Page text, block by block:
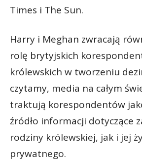
Times i The Sun.
Harry i Meghan zwracają
rolę brytyjskich
królewskich w tworzeniu
czytamy, media na całym
traktują korespondentów
źródło informacji dotyczące
rodziny królewskiej, jak i jej
prywatnego.